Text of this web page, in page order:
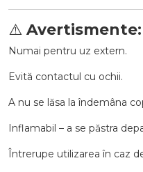
⚠️ Avertismente:
Numai pentru uz extern.
Evită contactul cu ochii.
A nu se lăsa la îndemâna
Inflamabil – a se păstra
Întrerupe utilizarea în caz